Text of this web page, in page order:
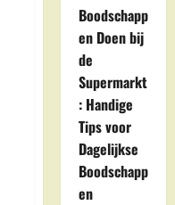
Boodschapp
en Doen bij
de
Supermarkt
: Handige
Tips voor
Dagelijkse
Boodschapp
en